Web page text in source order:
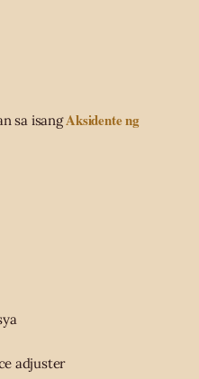
sa isangAksidente ng
adjuster